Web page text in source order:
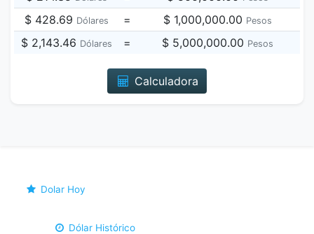
$ 428.69 Dólares = $ 1,000,000.00 Pesos
$ 2,143.46 Dólares = $ 5,000,000.00 Pesos
Calculadora
Dolar Hoy
Dólar Histórico